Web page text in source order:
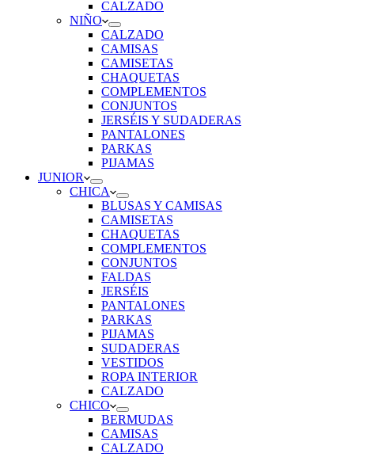
CALZADO
NIÑO
CALZADO
CAMISAS
CAMISETAS
CHAQUETAS
COMPLEMENTOS
CONJUNTOS
JERSÉIS Y SUDADERAS
PANTALONES
PARKAS
PIJAMAS
JUNIOR
CHICA
BLUSAS Y CAMISAS
CAMISETAS
CHAQUETAS
COMPLEMENTOS
CONJUNTOS
FALDAS
JERSÉIS
PANTALONES
PARKAS
PIJAMAS
SUDADERAS
VESTIDOS
ROPA INTERIOR
CALZADO
CHICO
BERMUDAS
CAMISAS
CALZADO